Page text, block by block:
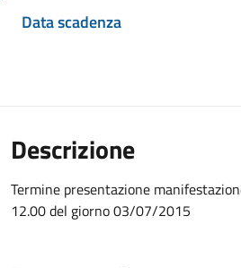
Data scadenza
Descrizione
Termine presentazione
12.00 del giorno 03/07/2015